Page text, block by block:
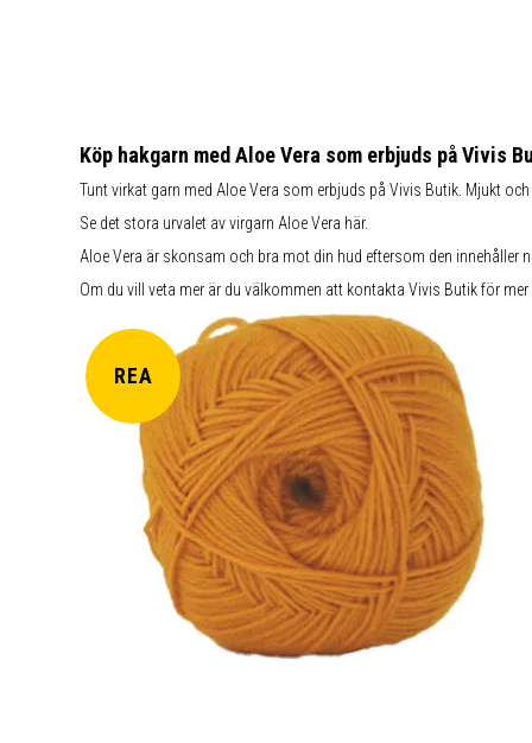
Köp hakgarn med Aloe Vera som erbjuds på Vivis
Tunt virkat garn med Aloe Vera som erbjuds på Vivis Butik. Mjukt
Se det stora urvalet av virgarn Aloe Vera här.
Aloe Vera är skonsam och bra mot din hud eftersom den innehåller
Om du vill veta mer är du välkommen att kontakta Vivis Butik för
REA